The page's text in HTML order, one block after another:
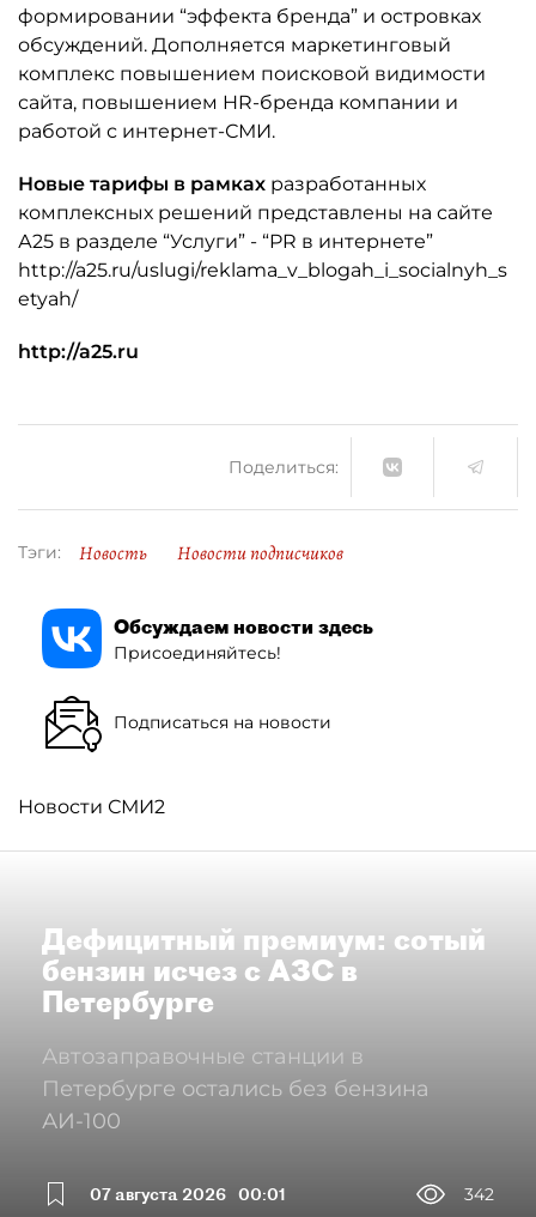
формировании “эффекта бренда” и островках
обсуждений. Дополняется маркетинговый
комплекс повышением поисковой видимости
сайта, повышением HR-бренда компании и
работой с интернет-СМИ.
Новые тарифы в рамках разработанных
комплексных решений представлены на сайте
А25 в разделе “Услуги” - “PR в интернете”
http://a25.ru/uslugi/reklama_v_blogah_i_socialnyh_s
etyah/
http://a25.ru
Поделиться:
Тэги: Новость Новости подписчиков
Обсуждаем новости здесь
Присоединяйтесь!
Подписаться на новости
Новости СМИ2
Дефицитный премиум: сотый
бензин исчез с АЗС в
Петербурге
Автозаправочные станции в
Петербурге остались без бензина
АИ-100
07 августа 2026 00:01 342